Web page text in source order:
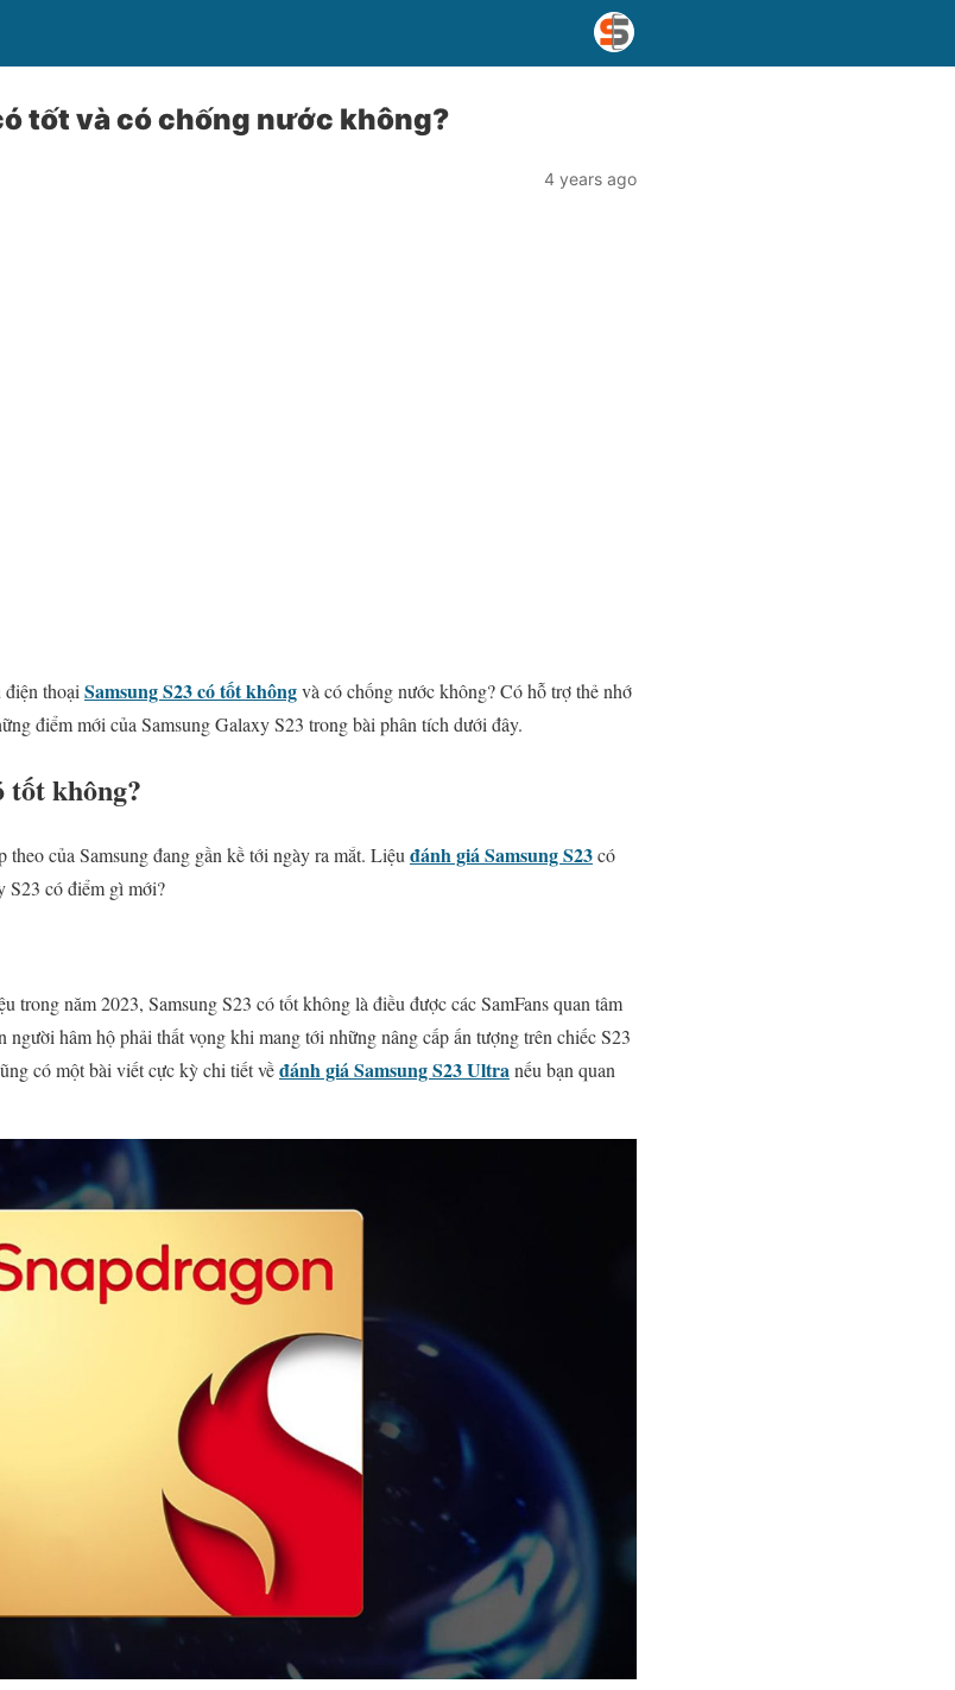
tốt và có chống nước không?
4 years ago
thoại Samsung S23 có tốt khôngvà có chống nước không? Có hỗ trợ thẻ nhớ
điểm mới của Samsung Galaxy S23 trong bài phân tích dưới đây.
tốt không?
của Samsung đang gần kề tới ngày ra mắt. Liệu đánh giá Samsung S23có
S23 có điểm gì mới?
trong năm 2023, Samsung S23 có tốt không là điều được các SamFans quan tâm
người hâm hộ phải thất vọng khi mang tới những nâng cấp ấn tượng trên chiếc S23
có một bài viết cực kỳ chi tiết vềđánh giá Samsung S23 Ultranếu bạn quan